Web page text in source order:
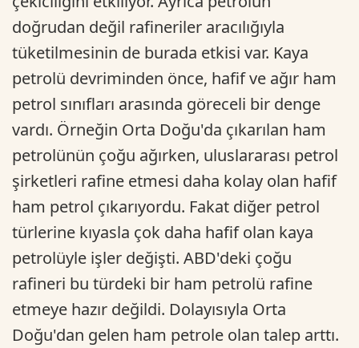
doğrudan değil rafineriler aracılığıyla
tüketilmesinin de burada etkisi var. Kaya
petrolü devriminden önce, hafif ve ağır ham
petrol sınıfları arasında göreceli bir denge
vardı. Örneğin Orta Doğu'da çıkarılan ham
petrolünün çoğu ağırken, uluslararası petrol
şirketleri rafine etmesi daha kolay olan hafif
ham petrol çıkarıyordu. Fakat diğer petrol
türlerine kıyasla çok daha hafif olan kaya
petrolüyle işler değişti. ABD'deki çoğu
rafineri bu türdeki bir ham petrolü rafine
etmeye hazır değildi. Dolayısıyla Orta
Doğu'dan gelen ham petrole olan talep arttı.